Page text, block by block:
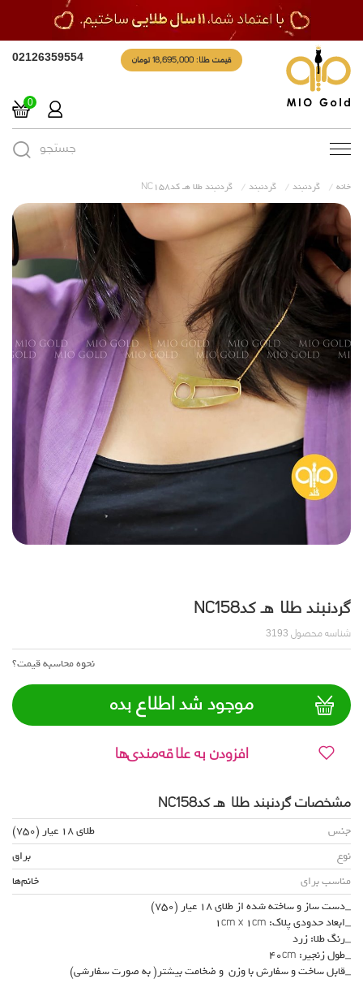
قیمت طلا: 18,695,000 تومان 02126359554
0
Toggle جستجو
خانه گردنبند گردنبند گردنبند طلا هـ کدNC158
گردنبند طلا هـ کدNC158
شناسه محصول
نحوه محاسبه قیمت؟
موجود شد اطلاع بده
افزودن به علاقه‌مندی‌ها
مشخصات گردنبند طلا هـ کدNC158
جنس
طلای 18 عیار (750)
نوع
براق
مناسب برای
خانم‌ها
_دست ساز و ساخته شده از طلای 18 عیار (750)
_ابعاد حدودی پلاک: 1cm x 1cm
_رنگ طلا: زرد
_طول زنجیر: 40cm
_قابل ساخت و سفارش با وزن و ضخامت بیشتر( به صورت سفارشی)